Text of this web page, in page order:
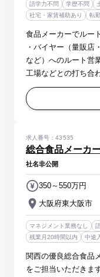
語学力不問
学歴不問
社宅・家賃補助あり
転
食品メーカーでルート営業
・バイヤー（量販店
など）へのルート営
工場などとの打ち合
ョンの検討 ※新規飛び
流れ】 上...
総合食品メーカ
求人番号：43535
社名非公開
大阪府東大阪市
350～550万円
マネジメント業務なし
残業月20時間以内
中途
関西の優良総合食品
をご担当いただきます。 【具体的には】 ・製造工場